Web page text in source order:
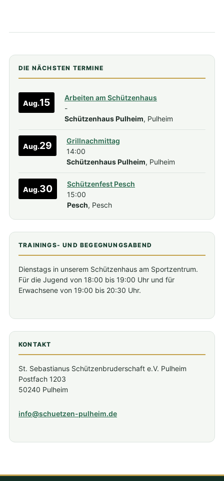
DIE NÄCHSTEN TERMINE
Aug.15
Arbeiten am Schützenhaus
-
Schützenhaus Pulheim, Pulheim
Aug.29
Grillnachmittag
14:00
Schützenhaus Pulheim, Pulheim
Aug.30
Schützenfest Pesch
15:00
Pesch, Pesch
TRAININGS- UND BEGEGNUNGSABEND
Dienstags in unserem Schützenhaus am Sportzentrum.
Für die Jugend von 18:00 bis 19:00 Uhr und für
Erwachsene von 19:00 bis 20:30 Uhr.
KONTAKT
St. Sebastianus Schützenbruderschaft e.V. Pulheim
Postfach 1203
50240 Pulheim
info@schuetzen-pulheim.de